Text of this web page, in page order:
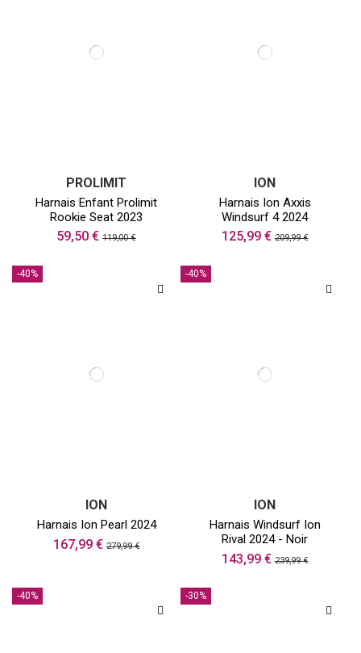
PROLIMIT
Harnais Enfant Prolimit
Rookie Seat 2023
59,50 € 119,00 €
ION
Harnais Ion Axxis
Windsurf 4 2024
125,99 €209,99 €
-40%
ION
Harnais Ion Pearl 2024
167,99 €279,99 €
-40%
ION
Harnais Windsurf Ion
Rival 2024 - Noir
143,99 €239,99 €
-40% -30%